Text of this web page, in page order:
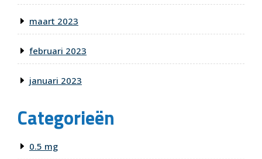
maart 2023
februari 2023
januari 2023
Categorieën
0.5 mg